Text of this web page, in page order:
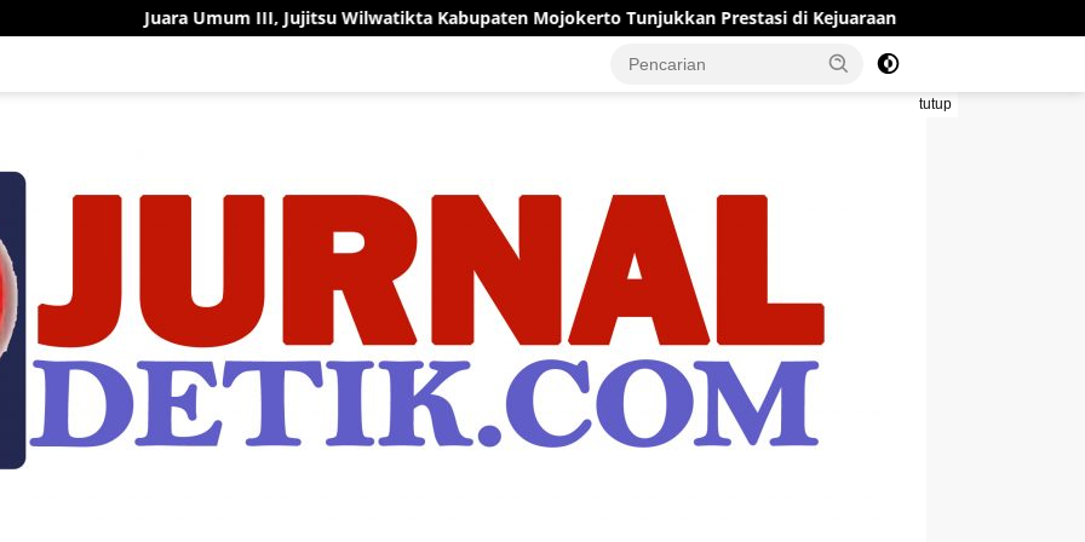
Juara Umum III, Jujitsu Wilwatikta Kabupaten Mojokerto Tunjukkan Prestasi di Kejuaraan Open Piala Wali Kota Mojokerto 2026
tutup